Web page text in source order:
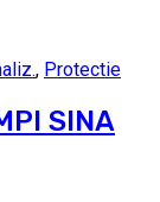
, Protectie
SINA